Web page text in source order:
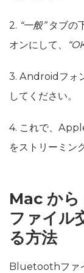
2. “一般”タブの
オンにして、
3. Androidフォ
してください。
4. これで、
をストリーミン
Mac か
ファイル
る方法
Bluetoothファ